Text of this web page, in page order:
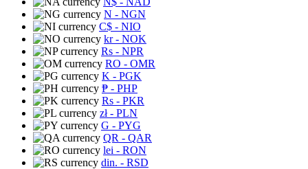
N - NGN
C$ - NIO
kr- NOK
Rs - NPR
RO - OMR
K - PGK
₱ - PHP
Rs - PKR
zł- PLN
G - PYG
QR - QAR
lei - RON
din. - RSD